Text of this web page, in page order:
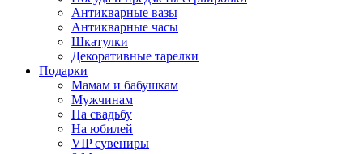
Антикварные вазы
Антикварные часы
Шкатулки
Декоративные тарелки
Подарки
Мамам и бабушкам
Мужчинам
На свадьбу
На юбилей
VIP сувениры